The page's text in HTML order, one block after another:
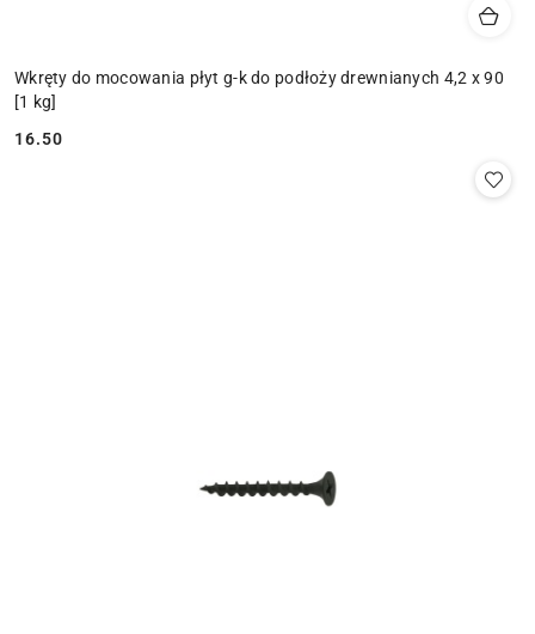
Wkręty do mocowania płyt g-k do podłoży drewnianych 4,2 x 90
[1 kg]
Cena:
16.50